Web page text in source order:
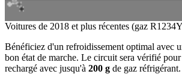
Voitures de 2018 et plus récentes (gaz
Bénéficiez d'un refroidissement optimal avec
bon état de marche. Le circuit sera vérifié
rechargé avec jusqu'à 200 g de gaz réfrigérant.